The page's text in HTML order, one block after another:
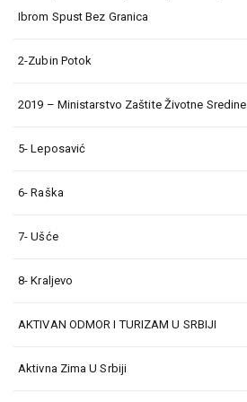
Ibrom Spust Bez Granica
2-Zubin Potok
2019 – Ministarstvo Zaštite Životne Sredine
5- Leposavić
6- Raška
7- Ušće
8- Kraljevo
AKTIVAN ODMOR I TURIZAM U SRBIJI
Aktivna Zima U Srbiji